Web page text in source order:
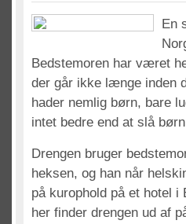
En
Bedstemoren har været
der går ikke længe inden
hader nemlig børn, bare
intet bedre end at slå
Drengen bruger
heksen, og han når
på kurophold på et hotel i
her finder drengen ud af